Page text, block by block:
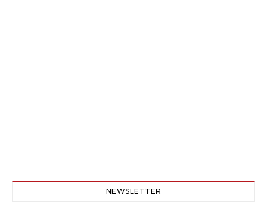
NEWSLETTER